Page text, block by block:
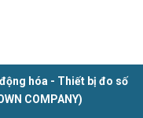
hóa - Thiết bị đo số
COMPANY)